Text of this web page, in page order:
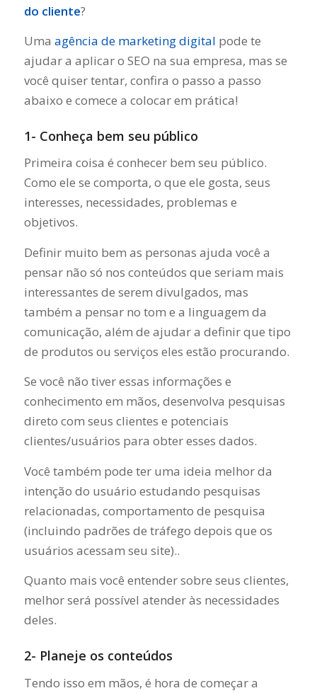
do cliente?
Uma agência de marketing digital pode te
ajudar a aplicar o SEO na sua empresa, mas se
você quiser tentar, confira o passo a passo
abaixo e comece a colocar em prática!
1- Conheça bem seu público
Primeira coisa é conhecer bem seu público.
Como ele se comporta, o que ele gosta, seus
interesses, necessidades, problemas e
objetivos.
Definir muito bem as personas ajuda você a
pensar não só nos conteúdos que seriam mais
interessantes de serem divulgados, mas
também a pensar no tom e a linguagem da
comunicação, além de ajudar a definir que tipo
de produtos ou serviços eles estão procurando.
Se você não tiver essas informações e
conhecimento em mãos, desenvolva pesquisas
direto com seus clientes e potenciais
clientes/usuários para obter esses dados.
Você também pode ter uma ideia melhor da
intenção do usuário estudando pesquisas
relacionadas, comportamento de pesquisa
(incluindo padrões de tráfego depois que os
usuários acessam seu site)..
Quanto mais você entender sobre seus clientes,
melhor será possível atender às necessidades
deles.
2- Planeje os conteúdos
Tendo isso em mãos, é hora de começar a